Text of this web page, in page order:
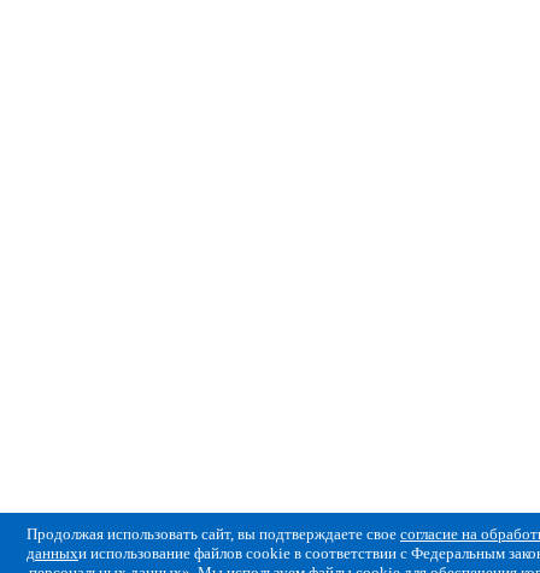
Продолжая использовать сайт, вы подтверждаете свое согласие на
данныхи использование файлов cookie в соответствии с Федеральным